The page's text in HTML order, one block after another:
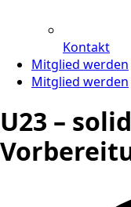
Kontakt
Mitglied werden
Mitglied werden
U23 –